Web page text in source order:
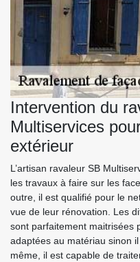
Intervention du
Multiservices
extérieur
L’artisan ravaleur SB
les travaux à faire sur les
outre, il est qualifié pour le
vue de leur rénovation. Les
sont parfaitement maitrisées
adaptées au matériau sinon
même, il est capable de